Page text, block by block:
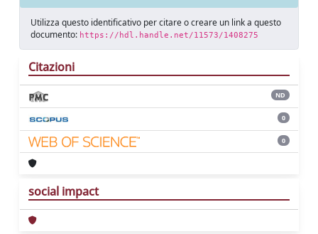
Utilizza questo identificativo per citare o creare un link a questo
documento: https://hdl.handle.net/11573/1408275
Citazioni
ND
0
0
social impact